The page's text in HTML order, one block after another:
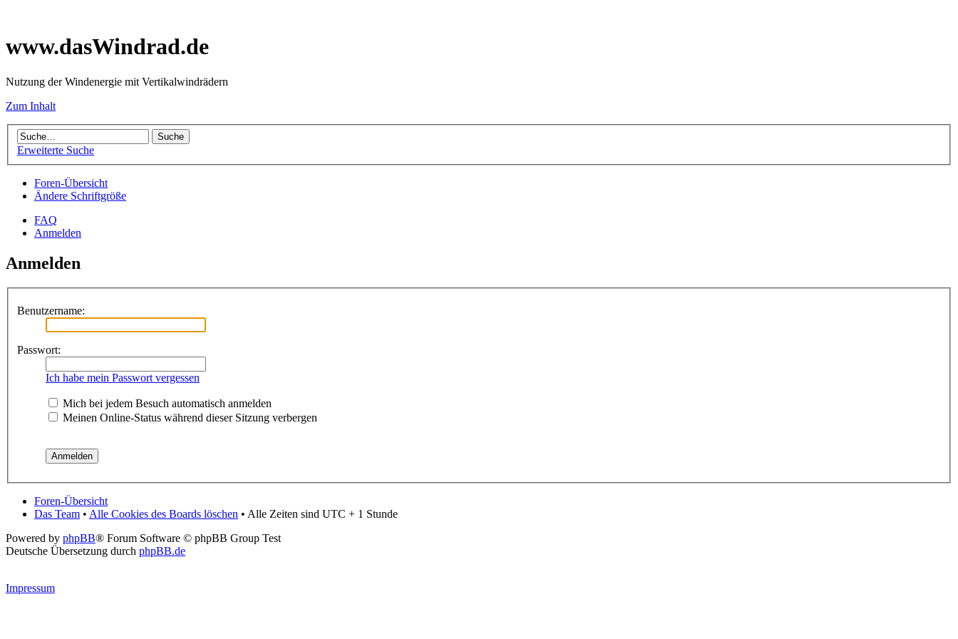
www.dasWindrad.de
Nutzung der Windenergie mit Vertikalwindrädern
Zum Inhalt
Erweiterte Suche
Foren-Übersicht
Ändere Schriftgröße
FAQ
Anmelden
Anmelden
Benutzername:
Passwort:
Ich habe mein Passwort vergessen
Mich bei jedem Besuch automatisch anmelden
Meinen Online-Status während dieser Sitzung verbergen
Foren-Übersicht
Das Team • Alle Cookies des Boards löschen • Alle Zeiten sind UTC + 1 Stunde
Powered by phpBB® Forum Software © phpBB Group Test
Deutsche Übersetzung durch phpBB.de
Impressum